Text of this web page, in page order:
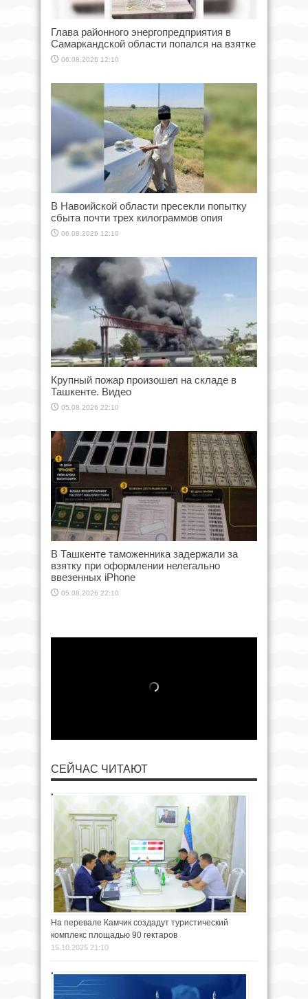
Глава районного энергопредприятия в
Самаркандской области попался на взятке
06.08.2026 12:10
В Навоийской области пресекли попытку
сбыта почти трех килограммов опия
06.08.2026 12:10
Крупный пожар произошел на складе в
Ташкенте. Видео
05.08.2026 22:10
В Ташкенте таможенника задержали за
взятку при оформлении нелегально
ввезенных iPhone
05.08.2026 22:10
СЕЙЧАС ЧИТАЮТ
На перевале Камчик создадут туристический
комплекс площадью 90 гектаров
15.10.2025 21:10